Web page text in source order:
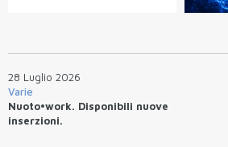
28 Luglio 2026
Varie
Nuoto•work. Disponibili nuove
inserzioni.